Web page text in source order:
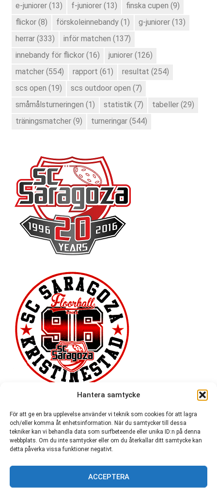
Hantera samtycke
För att ge en bra upplevelse använder vi teknik som cookies för att lagra
och/eller komma åt enhetsinformation. När du samtycker till dessa
tekniker kan vi behandla data som surfbeteende eller unika ID:n på denna
webbplats. Om du inte samtycker eller om du återkallar ditt samtycke kan
detta påverka vissa funktioner negativt.
ACCEPTERA
e-juniorer (13) f-juniorer (13) finska cupen (9)
flickor (8) förskoleinnebandy (1) g-juniorer (13)
herrar (333) inför matchen (137)
innebandy för flickor (16) juniorer (126)
matcher (554) rapport (61) resultat (254)
scs open (19) scs outdoor open (7)
småmålsturneringen (1) statistik (7) tabeller (29)
träningsmatcher (9) turneringar (544)